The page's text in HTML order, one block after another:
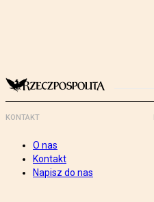
KONTAKT
O nas
Kontakt
Napisz do nas